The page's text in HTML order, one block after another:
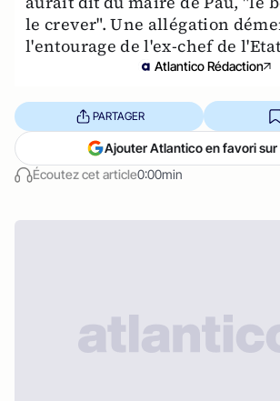
le crever". Une allégation
l'entourage de l'ex-chef de
Atlantico Rédaction
Écoutez cet article0:00min
PARTAGER
Ajouter Atlantico en favori sur